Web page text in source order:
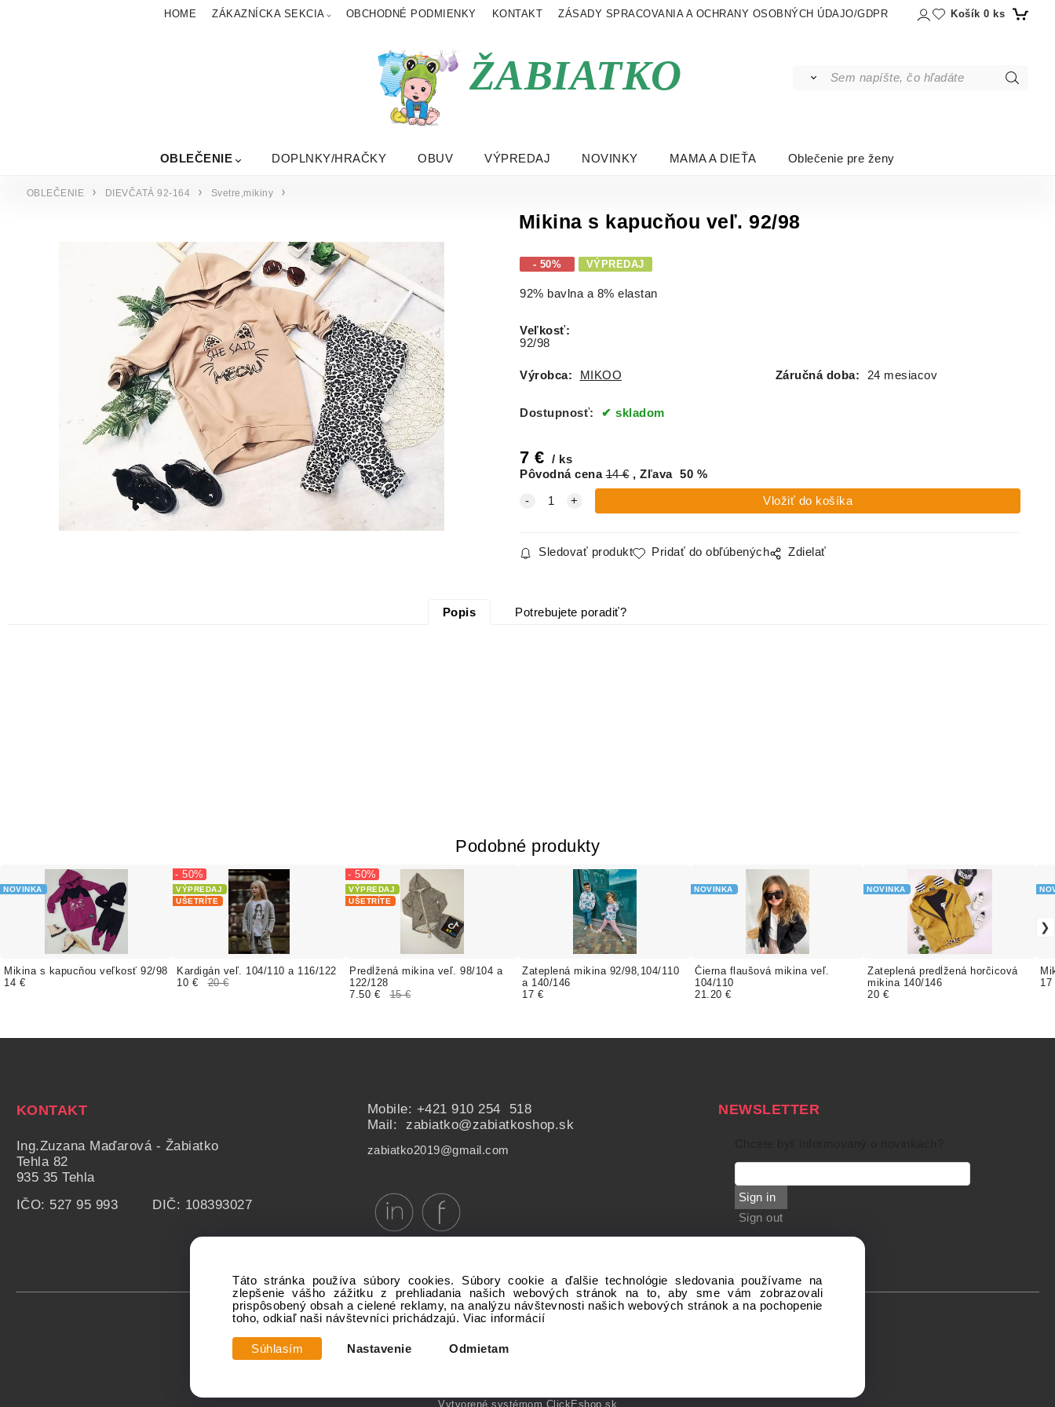
HOME ZÁKAZNÍCKA SEKCIA OBCHODNÉ PODMIENKY KONTAKT ZÁSADY SPRACOVANIA A OCHRANY OSOBNÝCH ÚDAJO/GDPR Košík 0 ks
ŽABIATKO
OBLEČENIE DOPLNKY/HRAČKY OBUV VÝPREDAJ NOVINKY MAMA A DIEŤA Oblečenie pre ženy
OBLEČENIE DIEVČATÁ 92-164 Svetre,mikiny
Mikina s kapucňou veľ. 92/98
- 50% VÝPREDAJ
92% bavlna a 8% elastan
Veľkosť:
92/98
Výrobca: MIKOO Záručná doba: 24 mesiacov
Dostupnosť: skladom
7 €
ks
Pôvodná cena 14€ Zľava 50 %
Sledovať produkt Pridať do obľúbených Zdielať
Popis Potrebujete poradiť?
Podobné produkty
Mikina s kapucňou veľkosť 92/98
NOVINKA
14 €
Kardigán veľ. 104/110 a 116/122
VÝPREDAJ
UŠETRÍTE
- 50%
10 € 20 €
Predĺžená mikina veľ. 98/104 a
122/128
VÝPREDAJ
UŠETRÍTE
- 50%
7.50 € 15 €
Zateplená mikina 92/98,104/110
a 140/146
17 €
Čierna flaušová mikina veľ.
104/110
NOVINKA
21.20 €
Zateplená predĺžená horčicová
mikina 140/146
NOVINKA
20 €
17
KONTAKT
Ing.Zuzana Maďarová - Žabiatko
Tehla 82
935 35 Tehla
IČO: 527 95 993 DIČ: 108393027
Mobile: +421 910 254 518
Mail: zabiatko@zabiatkoshop.sk
zabiatko2019@gmail.com
NEWSLETTER
Sign in
Sign out
Copyright © 20xx My-Shop.com, All rights reserved
Vytvorené systémom ClickEshop.sk
Táto stránka používa súbory cookies. Súbory cookie a ďalšie technológie sledovania používame na
zlepšenie vášho zážitku z prehliadania našich webových stránok na to, aby sme vám zobrazovali
prispôsobený obsah a cielené reklamy, na analýzu návštevnosti našich webových stránok a na pochopenie
toho, odkiaľ naši návštevníci prichádzajú. Viac informácií
Súhlasím Nastavenie Odmietam